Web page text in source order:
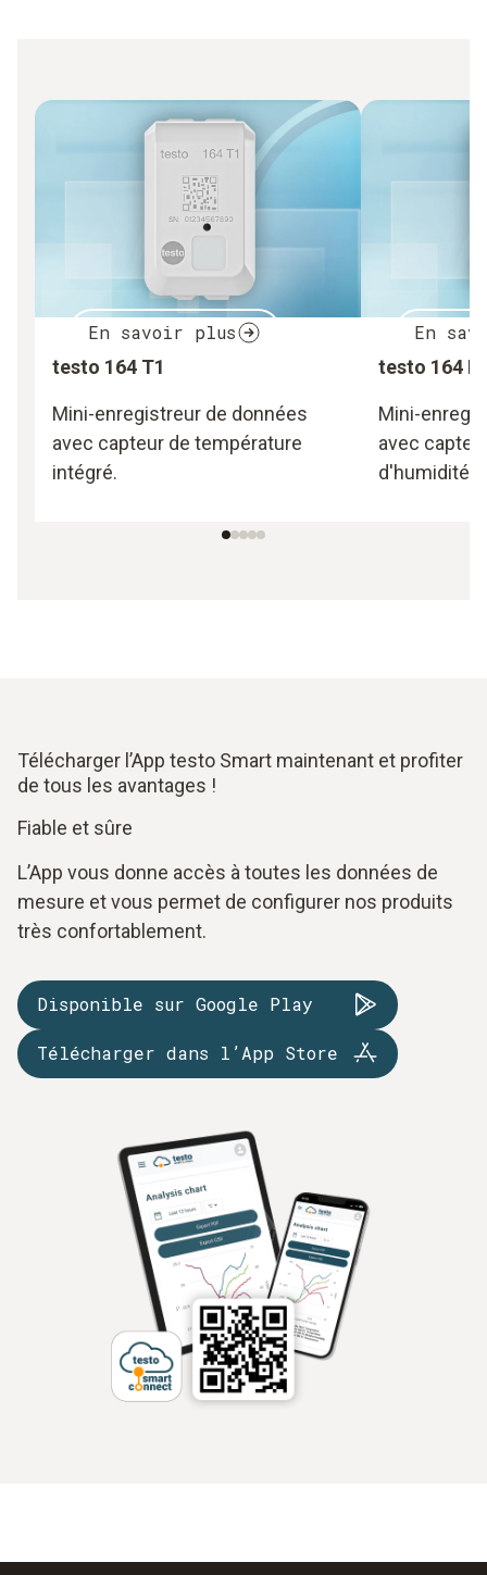
En savoir plus
testo 164 T1
Mini-enregistreur de données
avec capteur de température
intégré.
En
testo 164
Mini-
avec
d'humidité
Télécharger l’App testo Smart maintenant et profiter
de tous les avantages !
Fiable et sûre
L’App vous donne accès à toutes les données de
mesure et vous permet de configurer nos produits
très confortablement.
Disponible sur Google Play
Télécharger dans l’App Store